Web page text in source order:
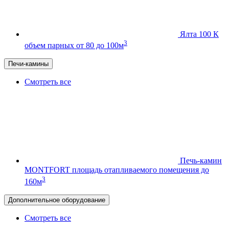
Ялта 100 К
объем парных от 80 до 100м3
Печи-камины
Смотреть все
Печь-камин
MONTFORT площадь отапливаемого помещения до
160м3
Дополнительное оборудование
Смотреть все